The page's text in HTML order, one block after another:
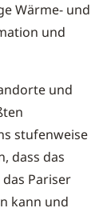
Wärme- und
und
und
stufenweise
dass das
Pariser
kann und